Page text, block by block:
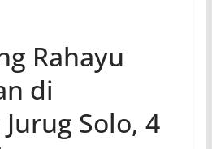
Rahayu
di
Solo, 4